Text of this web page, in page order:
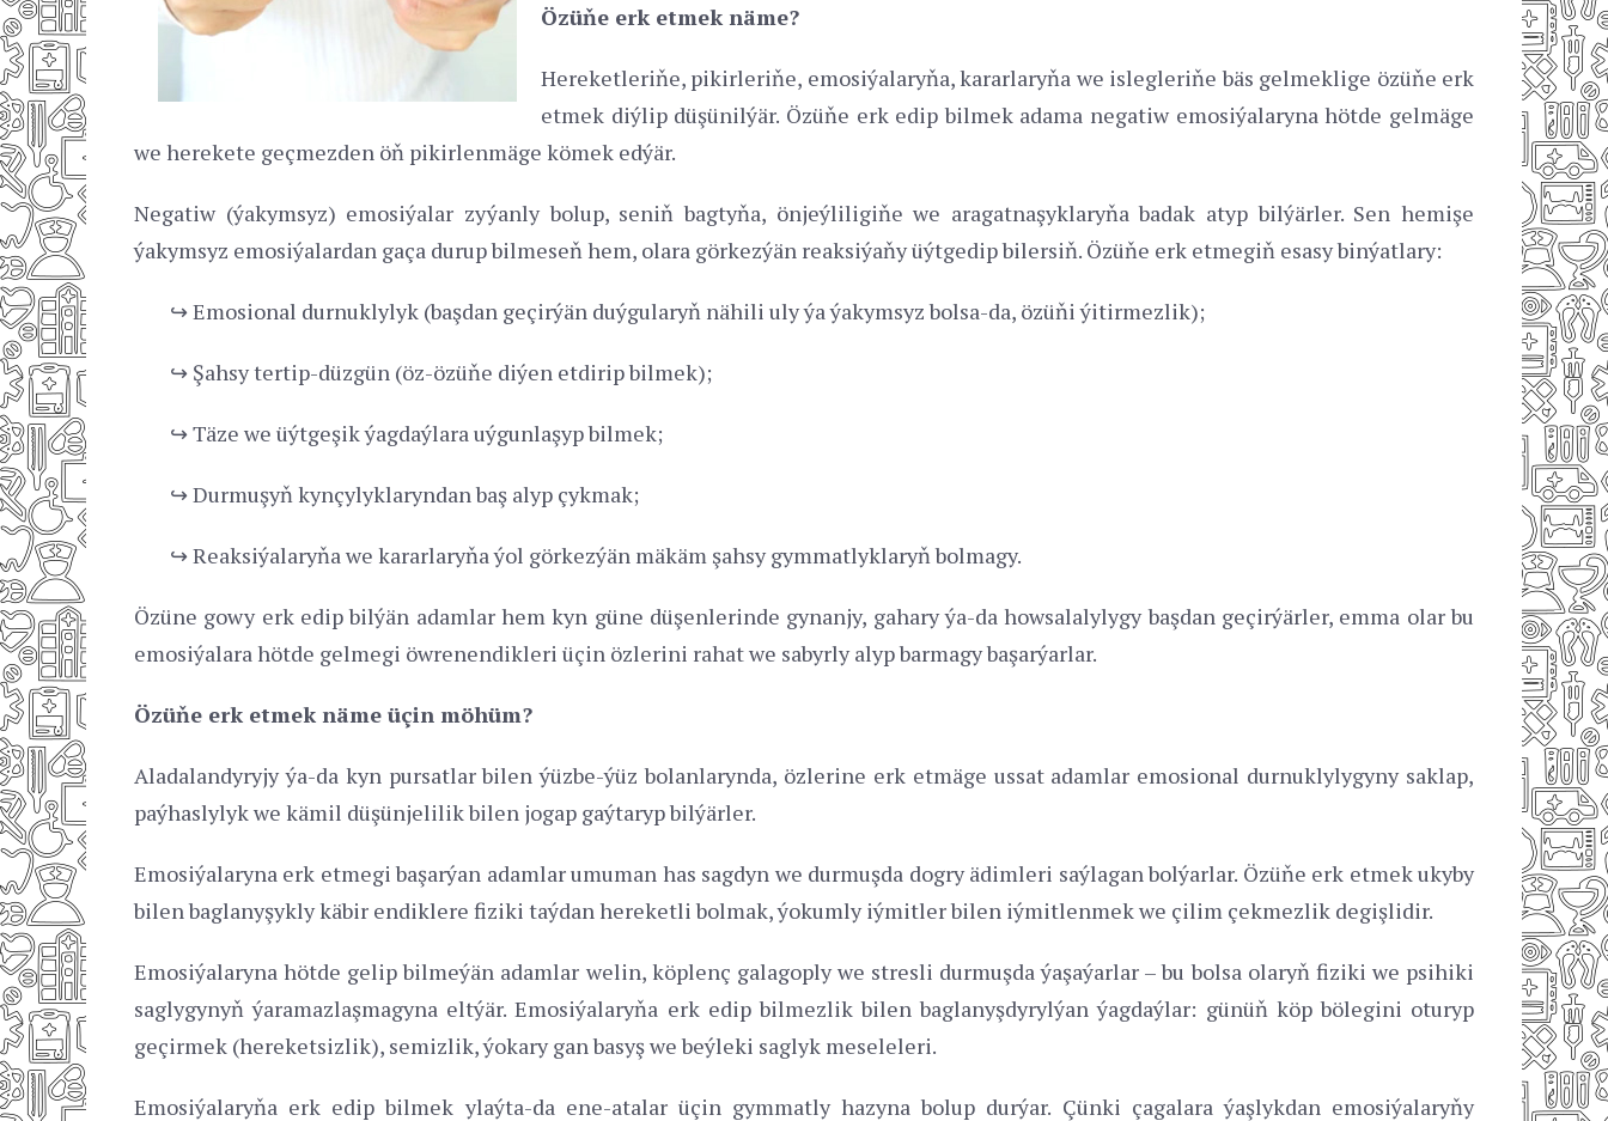
Özüňe erk etmek näme?
Hereketleriňe, pikirleriňe, emosiýalaryňa, kararlaryňa we islegleriňe bäs gelmeklige özüňe erk
etmek diýlip düşünilýär. Özüňe erk edip bilmek adama negatiw emosiýalaryna hötde gelmäge
we herekete geçmezden öň pikirlenmäge kömek edýär.
Negatiw (ýakymsyz) emosiýalar zyýanly bolup, seniň bagtyňa, önjeýliligiňe we aragatnaşyklaryňa badak atyp bilýärler. Sen hemişe
ýakymsyz emosiýalardan gaça durup bilmeseň hem, olara görkezýän reaksiýaňy üýtgedip bilersiň. Özüňe erk etmegiň esasy binýatlary:
↪ Emosional durnuklylyk (başdan geçirýän duýgularyň nähili uly ýa ýakymsyz bolsa-da, özüňi ýitirmezlik);
↪ Şahsy tertip-düzgün (öz-özüňe diýen etdirip bilmek);
↪ Täze we üýtgeşik ýagdaýlara uýgunlaşyp bilmek;
↪ Durmuşyň kynçylyklaryndan baş alyp çykmak;
↪ Reaksiýalaryňa we kararlaryňa ýol görkezýän mäkäm şahsy gymmatlyklaryň bolmagy.
Özüne gowy erk edip bilýän adamlar hem kyn güne düşenlerinde gynanjy, gahary ýa-da howsalalylygy başdan geçirýärler, emma olar bu
emosiýalara hötde gelmegi öwrenendikleri üçin özlerini rahat we sabyrly alyp barmagy başarýarlar.
Özüňe erk etmek näme üçin möhüm?
Aladalandyryjy ýa-da kyn pursatlar bilen ýüzbe-ýüz bolanlarynda, özlerine erk etmäge ussat adamlar emosional durnuklylygyny saklap,
paýhaslylyk we kämil düşünjelilik bilen jogap gaýtaryp bilýärler.
Emosiýalaryna erk etmegi başarýan adamlar umuman has sagdyn we durmuşda dogry ädimleri saýlagan bolýarlar. Özüňe erk etmek ukyby
bilen baglanyşykly käbir endiklere fiziki taýdan hereketli bolmak, ýokumly iýmitler bilen iýmitlenmek we çilim çekmezlik degişlidir.
Emosiýalaryna hötde gelip bilmeýän adamlar welin, köplenç galagoply we stresli durmuşda ýaşaýarlar – bu bolsa olaryň fiziki we psihiki
saglygynyň ýaramazlaşmagyna eltýär. Emosiýalaryňa erk edip bilmezlik bilen baglanyşdyrylýan ýagdaýlar: günüň köp bölegini oturyp
geçirmek (hereketsizlik), semizlik, ýokary gan basyş we beýleki saglyk meseleleri.
Emosiýalaryňa erk edip bilmek ylaýta-da ene-atalar üçin gymmatly hazyna bolup durýar. Çünki çagalara ýaşlykdan emosiýalaryňy